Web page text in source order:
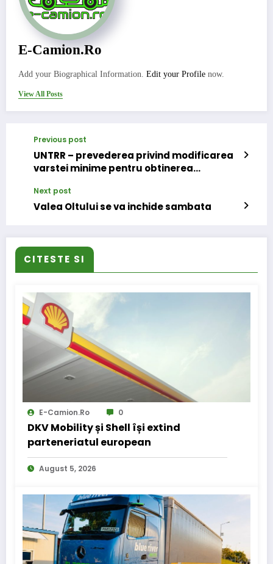
E-Camion.ro
Add your Biographical Information. Edit your Profile now.
View All Posts
Previous post
UNTRR – prevederea privind modificarea
varstei minime pentru obtinerea
în Proiectul Codului Rutier
Next post
Valea Oltului se va inchide sambata
CITESTE SI
E-Camion.ro 0
DKV Mobility și Shell își extind
parteneriatul european
August 5, 2026